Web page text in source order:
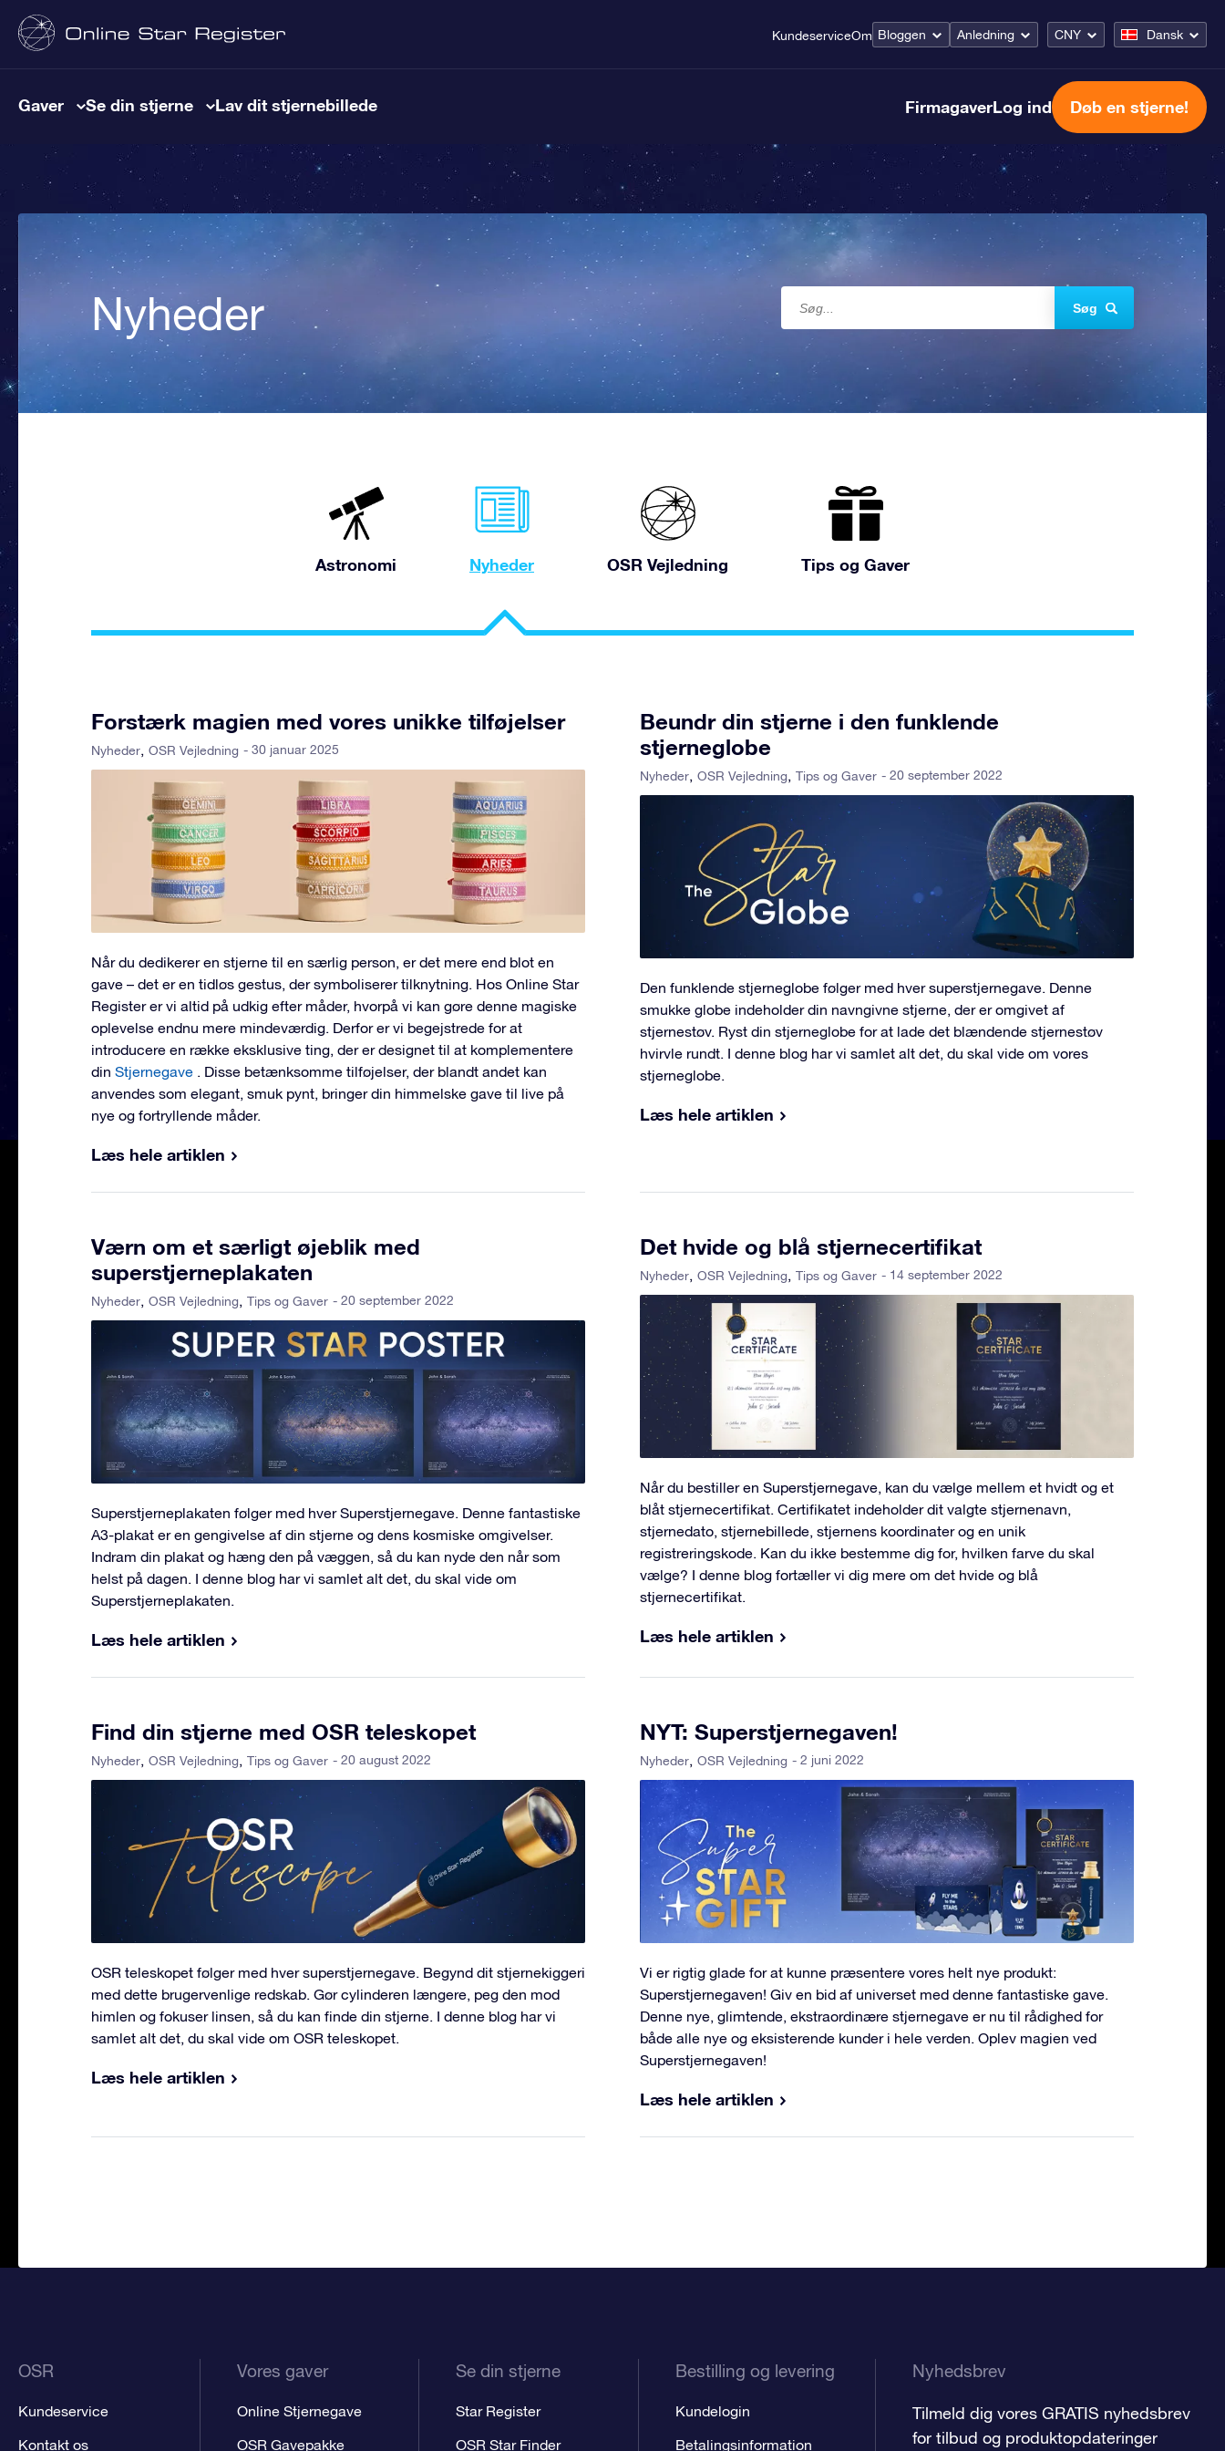
KundeserviceOm Bloggen Anledning CNY Dansk
Gaver Se din stjerne Lav dit stjernebillede FirmagaverLog ind Døb en stjerne!
Nyheder Søg
Astronomi Nyheder OSR Vejledning Tips og Gaver
Forstærk magien med vores unikke tilføjelser
Nyheder OSR Vejledning - 30 januar 2025
Når du dedikerer en stjerne til en særlig person, er det mere end blot en
gave – det er en tidløs gestus, der symboliserer tilknytning. Hos Online Star
Register er vi altid på udkig efter måder, hvorpå vi kan gøre denne magiske
oplevelse endnu mere mindeværdig. Derfor er vi begejstrede for at
introducere en række eksklusive ting, der er designet til at komplementere
din Stjernegave . Disse betænksomme tilføjelser, der blandt andet kan
anvendes som elegant, smuk pynt, bringer din himmelske gave til live på
nye og fortryllende måder.
Læs hele artiklen
Beundr din stjerne i den funklende
stjerneglobe
Nyheder OSR Vejledning Tips og Gaver - 20 september 2022
Den funklende stjerneglobe følger med hver superstjernegave. Denne
smukke globe indeholder din navngivne stjerne, der er omgivet af
stjernestøv. Ryst din stjerneglobe for at lade det blændende stjernestøv
hvirvle rundt. I denne blog har vi samlet alt det, du skal vide om vores
stjerneglobe.
Læs hele artiklen
Værn om et særligt øjeblik med
superstjerneplakaten
Nyheder OSR Vejledning Tips og Gaver - 20 september 2022
Superstjerneplakaten følger med hver Superstjernegave. Denne fantastiske
A3-plakat er en gengivelse af din stjerne og dens kosmiske omgivelser.
Indram din plakat og hæng den på væggen, så du kan nyde den når som
helst på dagen. I denne blog har vi samlet alt det, du skal vide om
Superstjerneplakaten.
Læs hele artiklen
Det hvide og blå stjernecertifikat
Nyheder OSR Vejledning Tips og Gaver - 14 september 2022
Når du bestiller en Superstjernegave, kan du vælge mellem et hvidt og et
blåt stjernecertifikat. Certifikatet indeholder dit valgte stjernenavn,
stjernedato, stjernebillede, stjernens koordinater og en unik
registreringskode. Kan du ikke bestemme dig for, hvilken farve du skal
vælge? I denne blog fortæller vi dig mere om det hvide og blå
stjernecertifikat.
Læs hele artiklen
Find din stjerne med OSR teleskopet
Nyheder OSR Vejledning Tips og Gaver - 20 august 2022
OSR teleskopet følger med hver superstjernegave. Begynd dit stjernekiggeri
med dette brugervenlige redskab. Gør cylinderen længere, peg den mod
himlen og fokuser linsen, så du kan finde din stjerne. I denne blog har vi
samlet alt det, du skal vide om OSR teleskopet.
Læs hele artiklen
NYT: Superstjernegaven!
Nyheder OSR Vejledning - 2 juni 2022
Vi er rigtig glade for at kunne præsentere vores helt nye produkt:
Superstjernegaven! Giv en bid af universet med denne fantastiske gave.
Denne nye, glimtende, ekstraordinære stjernegave er nu til rådighed for
både alle nye og eksisterende kunder i hele verden. Oplev magien ved
Superstjernegaven!
Læs hele artiklen
OSR
Kundeservice
Kontakt os
Vores gaver
Online Stjernegave
OSR Gavepakke
Se din stjerne
Star Register
OSR Star Finder
Bestilling og levering
Kundelogin
Betalingsinformation
Nyhedsbrev
Tilmeld dig vores GRATIS nyhedsbrev
for tilbud og produktopdateringer